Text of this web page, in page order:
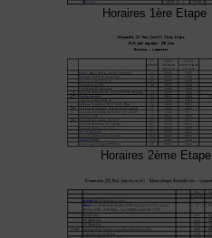
Horaires 1ère Etape
Horaires 2ème Etape